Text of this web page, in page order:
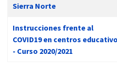
Sierra Norte
Instrucciones frente al
COVID19 en centros
- Curso 2020/2021